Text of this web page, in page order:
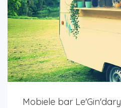
Mobiele bar Le'Gin'dary